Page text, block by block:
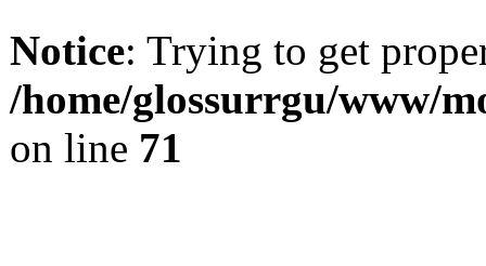
Notice: Trying to get
/home/glossurrgu/www/
on line 71